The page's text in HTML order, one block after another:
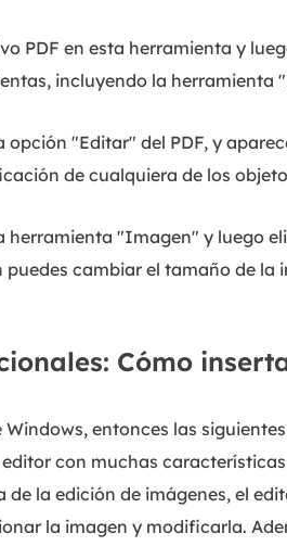
PDF en esta herramienta y
incluyendo la herramienta
opción "Editar" del PDF, y
de cualquiera de los
herramienta "Imagen" y luego
cambiar el tamaño de la
Cómo
Windows, entonces las
con muchas
de la edición de imágenes, el
la imagen y modificarla.